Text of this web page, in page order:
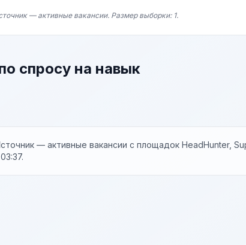
— активные вакансии. Размер выборки: 1.
спросу на навык
— активные вакансии с площадок HeadHunter,